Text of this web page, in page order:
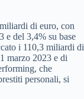
di euro, con
e del 3,4% su base
i 110,3 miliardi di
marzo 2023 e di
che
personali, si